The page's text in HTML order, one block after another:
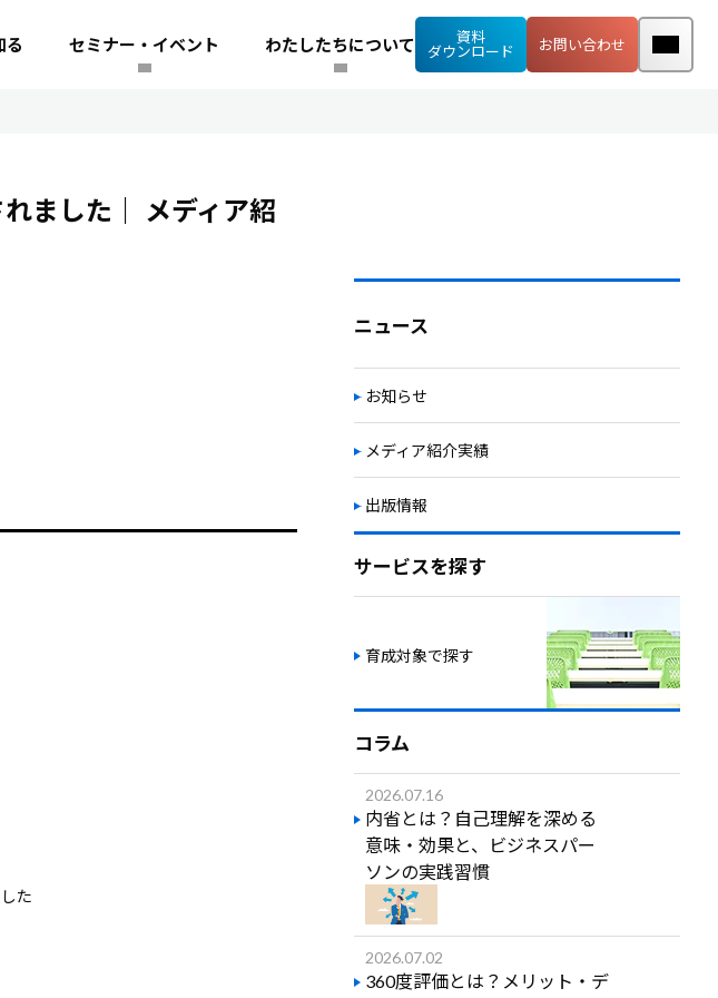
る セミナー・イベント わたしたちについて
資料
ダウンロード
お問い合わせ
ました｜ メディア紹
た
ニュース
お知らせ
メディア紹介実績
出版情報
サービスを探す
育成対象で探す
コラム
2026.07.16
内省とは？自己理解を深める
意味・効果と、ビジネスパー
ソンの実践習慣
2026.07.02
360度評価とは？メリット・デ